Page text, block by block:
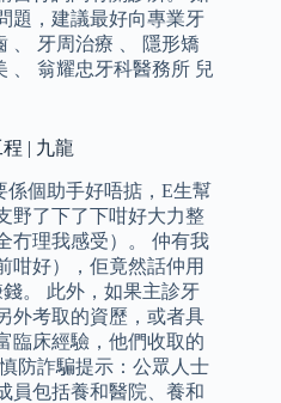
題，建議最好向專業牙
、 牙周治療 、 隱形矯
、 翁耀忠牙科醫務所 兒
| 九龍
個助手好唔掂，E生幫
野了下了下咁好大力整
冇理我感受）。 仲有我
咁好），佢竟然話仲用
。 此外，如果主診牙
外考取的資歷，或者具
臨床經驗，他們收取的
防詐騙提示：公眾人士
員包括養和醫院、養和